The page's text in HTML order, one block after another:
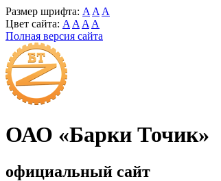
Размер шрифта: A A A
Цвет сайта: A A A A
Полная версия сайта
ОАО «Барки Точик»
официальный сайт